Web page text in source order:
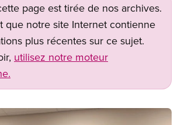
page est tirée de nos archives.
que notre site Internet contienne
plus récentes sur ce sujet.
utilisez notre moteur